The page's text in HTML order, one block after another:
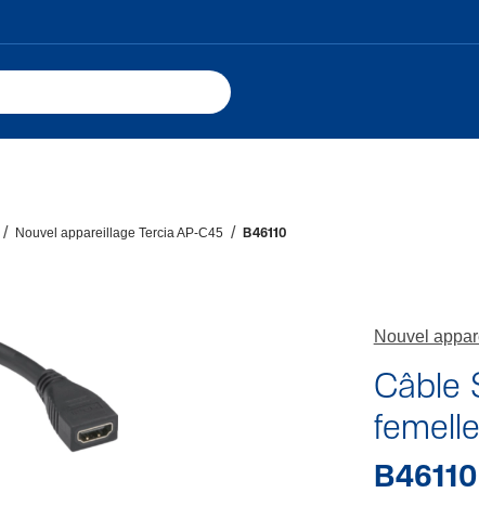
Nouvel appareillage Tercia AP-C45 B46110
Nouvel
Câble
B46110